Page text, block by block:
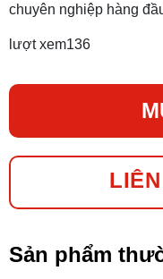
chuyên nghiệp hàng
lượt xem136
Sản phẩm